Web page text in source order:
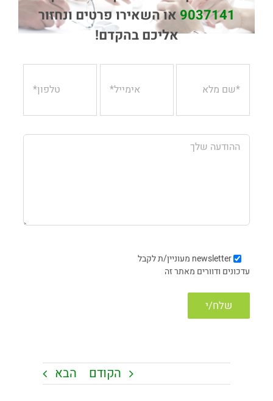
הקודם הבא
9037141או השאירו פרטים ונחזור
אליכם בהקדם!
newsletter מעוניין/ת לקבל
עדכונים ודוורים מאתר זה